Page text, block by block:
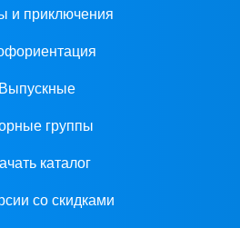
и приключения
Выпускные
группы
каталог
со скидками